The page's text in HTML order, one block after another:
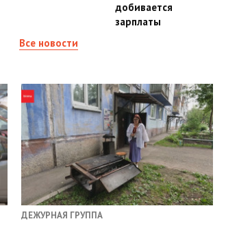
добивается
зарплаты
Все новости
ДЕЖУРНАЯ ГРУППА